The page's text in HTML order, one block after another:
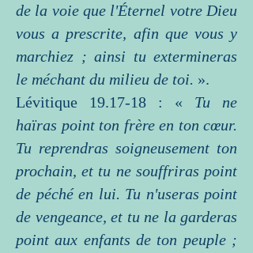
de la voie que l'Éternel votre Dieu
vous a prescrite, afin que vous y
marchiez ; ainsi tu extermineras
le méchant du milieu de toi. ».
Lévitique 19.17-18 : « Tu ne
haïras point ton frère en ton cœur.
Tu reprendras soigneusement ton
prochain, et tu ne souffriras point
de péché en lui. Tu n'useras point
de vengeance, et tu ne la garderas
point aux enfants de ton peuple ;